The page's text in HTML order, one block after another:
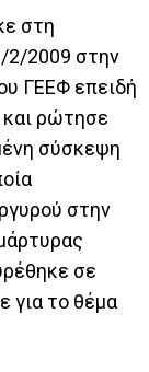
στη
2/2009 στην
ΓΕΕΦ επειδή
ρώτησε
σύσκεψη
στην
σε
για το θέμα